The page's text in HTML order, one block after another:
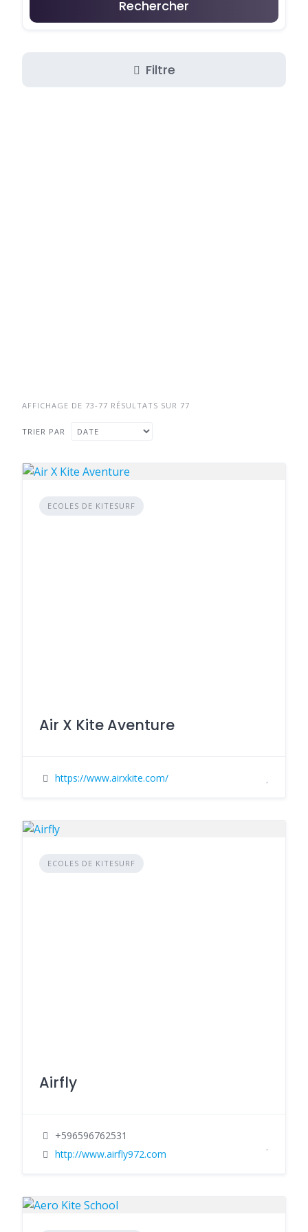
Rechercher
Filtre
AFFICHAGE DE 73-77 RÉSULTATS SUR 77
TRIER PAR
ECOLES DE KITESURF
Air X Kite Aventure
https://www.airxkite.com/
ECOLES DE KITESURF
Airfly
+596596762531
http://www.airfly972.com